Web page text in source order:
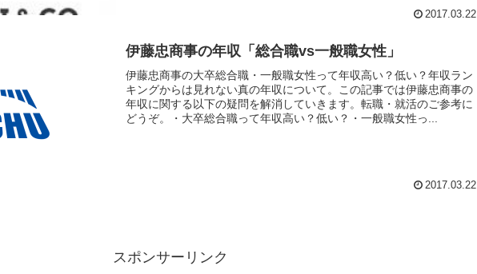
2017.03.22
伊藤忠商事の年収「総合職vs一般職女性」
伊藤忠商事の大卒総合職・一般職女性って年収高い？低い？年収ラン
キングからは見れない真の年収について。この記事では伊藤忠商事の
年収に関する以下の疑問を解消していきます。転職・就活のご参考に
どうぞ。・大卒総合職って年収高い？低い？・一般職女性っ...
2017.03.22
スポンサーリンク